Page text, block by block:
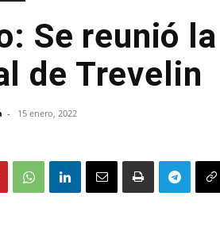
Se reunió
de Trevelin
- 15 enero, 2022